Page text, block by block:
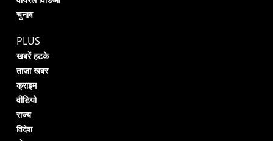
चुनाव
PLUS
खबरें हटके
ताज़ा खबर
क्राइम
वीडियो
राज्य
विदेश